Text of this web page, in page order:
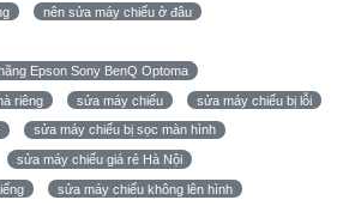
nên sửa máy chiếu ở đâu
Epson Sony BenQ Optoma
riêng sửa máy chiếu sửa máy chiếu bị lỗi
sửa máy chiếu bị sọc màn hình
sửa máy chiếu giá rẻ Hà Nội
sửa máy chiếu không lên hình